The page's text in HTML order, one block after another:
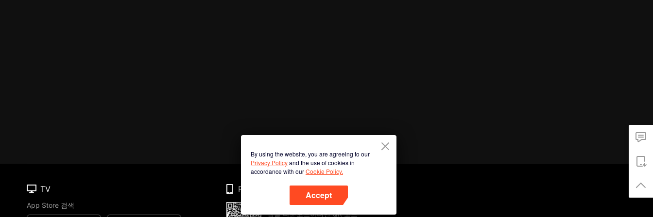
By using the website, you are agreeing to our
Privacy Policyand the use of cookies in
accordance with ourCookie Policy.
Accept
TV
App Store 검색
Phone
앱을 다운로드하려면 QR 코드